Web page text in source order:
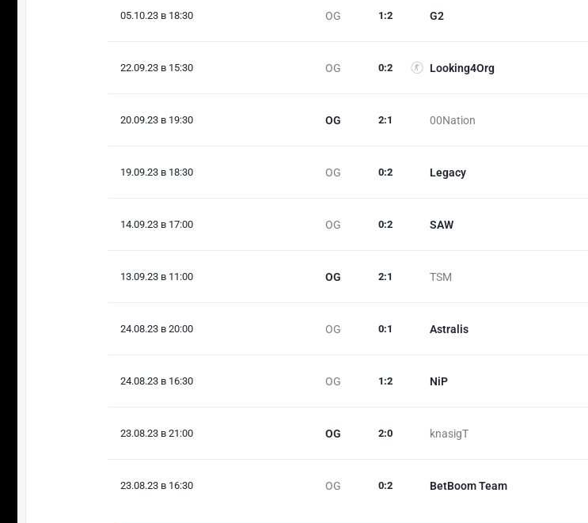
05.10.23 в 18:30 OG G2
1 :2
22.09.23 в 15:30 OG Looking4Org
0:2
20.09.23 в 19:30 OG 00Nation
2:1
19.09.23 в 18:30 OG Legacy
0:2
14.09.23 в 17:00 OG SAW
0:2
13.09.23 в 11:00 OG TSM
2:1
24.08.23 в 20:00 OG Astralis
0:1
24.08.23 в 16:30 OG NiP
1 :2
23.08.23 в 21:00 OG knasigT
2:0
23.08.23 в 16:30 OG BetBoom Team
0:2